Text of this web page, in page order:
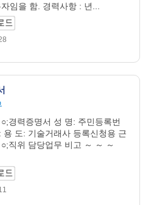
임을 함. 경력사항 : 년...
경력증명서 성 명: 주민등록번
도: 기술거래사 등록신청용 근
직위 담당업무 비고 ～ ～ ～